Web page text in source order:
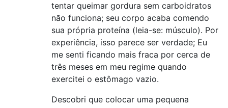
tentar queimar gordura sem carboidratos
não funciona; seu corpo acaba comendo
sua própria proteína (leia-se: músculo). Por
experiência, isso parece ser verdade; Eu
me senti ficando mais fraca por cerca de
três meses em meu regime quando
exercitei o estômago vazio.
Descobri que colocar uma pequena